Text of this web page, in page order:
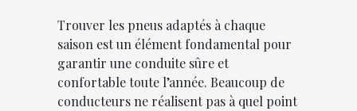
Trouver les pneus adaptés à chaque
saison est un élément fondamental pour
garantir une conduite sûre et
confortable toute l’année. Beaucoup de
conducteurs ne réalisent pas à quel point